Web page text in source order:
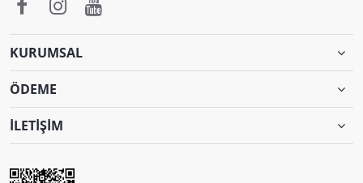
KURUMSAL
ÖDEME
İLETİŞİM